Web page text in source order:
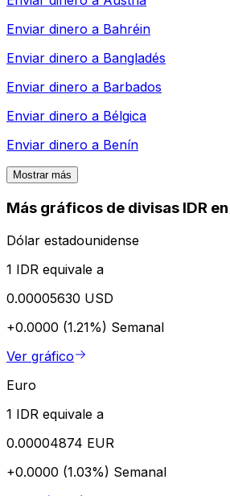
Enviar dinero a Bahréin
Enviar dinero a Bangladés
Enviar dinero a Barbados
Enviar dinero a Bélgica
Enviar dinero a Benín
Mostrar más
Más gráficos de divisas IDR
Dólar estadounidense
1 IDR equivale a
0.00005630 USD
+0.0000 (1.21%) Semanal
Ver gráfico
Euro
1 IDR equivale a
0.00004874 EUR
+0.0000 (1.03%) Semanal